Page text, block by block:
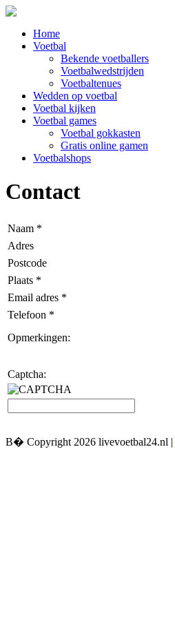
Home
Voetbal
Bekende voetballers
Voetbalwedstrijden
Voetbaltenues
Wedden op voetbal
Voetbal kijken
Voetbal games
Voetbal gokkasten
Gratis online gamen
Voetbalshops
Contact
Naam *
Adres
Postcode
Plaats *
Email adres *
Telefoon *
Opmerkingen:
Captcha:
В� Copyright 2026 livevoetbal24.nl |